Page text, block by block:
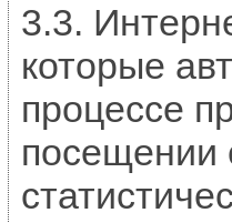
3.3.
которые
процессе
посещении